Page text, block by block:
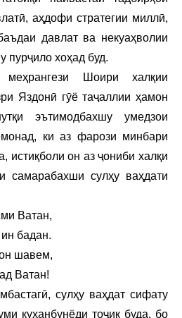
аҳдофи стратегии миллӣ,
давлат ва некуаҳволии
пурҷило хоҳад буд.
меҳрангези Шоири халқии
Яздонӣ гӯё таҷаллии ҳамон
эътимодбахшу умедзои
ки аз фарози минбари
истиқболи он аз ҷониби халқи
самарабахши сулҳу ваҳдати
Ватан,
бадан.
шавем,
Ватан!
сулҳу ваҳдат сифату
куҳанбунёди тоҷик буда, бо